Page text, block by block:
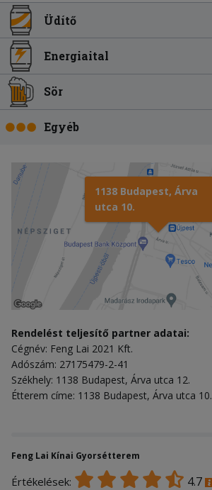
Üdítő
Energiaital
Sör
Egyéb
1138 Budapest, Árva
utca 10.
Rendelést teljesítő partner adatai:
Cégnév: Feng Lai 2021 Kft.
Adószám: 27175479-2-41
Székhely: 1138 Budapest, Árva utca 12.
Étterem címe: 1138 Budapest, Árva utca 10.
Feng Lai Kínai Gyorsétterem
Értékelések: 4.7